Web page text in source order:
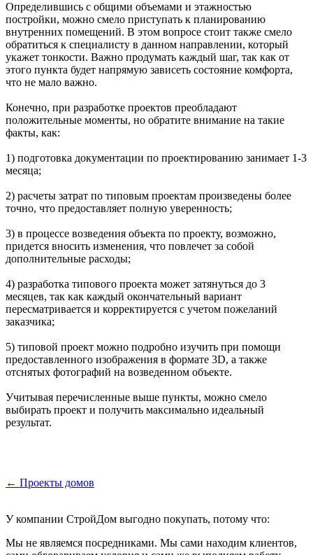
Определившись с общими объемами и этажностью
постройки, можно смело приступать к планированию
внутренних помещений. В этом вопросе стоит также смело
обратиться к специалисту в данном направлении, который
укажет тонкости. Важно продумать каждый шаг, так как от
этого пункта будет напрямую зависеть состояние комфорта,
что не мало важно.
Конечно, при разработке проектов преобладают
положительные моменты, но обратите внимание на такие
факты, как:
1) подготовка документации по проектированию занимает 1-3
месяца;
2) расчеты затрат по типовым проектам произведены более
точно, что предоставляет полную уверенность;
3) в процессе возведения объекта по проекту, возможно,
придется вносить изменения, что повлечет за собой
дополнительные расходы;
4) разработка типового проекта может затянуться до 3
месяцев, так как каждый окончательный вариант
пересматривается и корректируется с учетом пожеланий
заказчика;
5) типовой проект можно подробно изучить при помощи
предоставленного изображения в формате 3D, а также
отснятых фотографий на возведенном объекте.
Учитывая перечисленные выше пункты, можно смело
выбирать проект и получить максимально идеальный
результат.
← Проекты домов
У компании СтройДом выгодно покупать, потому что:
Мы не являемся посредниками. Мы сами находим клиентов,